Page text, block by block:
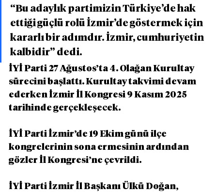
“Bu adaylık partimizin Türkiye’de hak
ettiği güçlü rolü İzmir’de göstermek için
kararlı bir adımdır. İzmir, cumhuriyetin
kalbidir” dedi.
İYİ Parti 27 Ağustos’ta 4. Olağan Kurultay
sürecini başlattı. Kurultay takvimi devam
ederken İzmir İl Kongresi 9 Kasım 2025
tarihinde gerçekleşecek.
İYİ Parti İzmir’de 19 Ekim günü ilçe
kongrelerinin sona ermesinin ardından
gözler İl Kongresi’ne çevrildi.
İYİ Parti İzmir İl Başkanı Ülkü Doğan,